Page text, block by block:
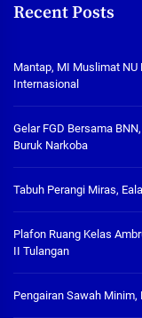
Recent Posts
Mantap, MI Muslimat NU
Internasional
Gelar FGD Bersama
Buruk Narkoba
Tabuh Perangi Miras,
Plafon Ruang Kelas
II Tulangan
Pengairan Sawah